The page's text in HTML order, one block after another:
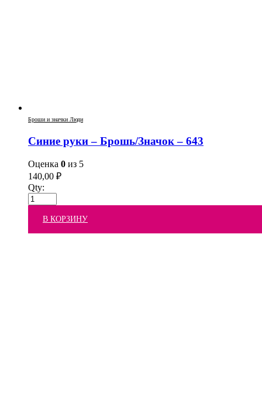
Броши и значки Люди
Синие руки – Брошь/Значок – 643
Оценка 0 из 5
140,00 ₽
Qty:
В КОРЗИНУ